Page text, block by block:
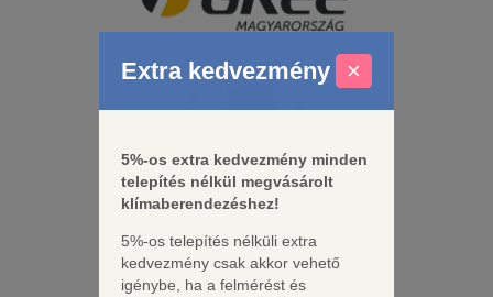
Extra kedvezmény ×
5%-os extra kedvezmény minden
telepítés nélkül megvásárolt
klímaberendezéshez!
5%-os telepítés nélküli extra
kedvezmény csak akkor vehető
igénybe, ha a felmérést és